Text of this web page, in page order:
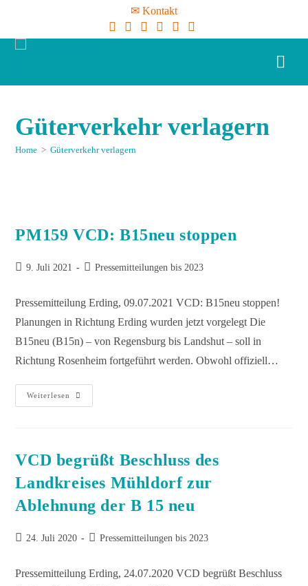
✉ Kontakt
Güterverkehr verlagern
Home > Güterverkehr verlagern
PM159 VCD: B15neu stoppen
9. Juli 2021 Pressemitteilungen bis 2023
Pressemitteilung Erding, 09.07.2021 VCD: B15neu stoppen!
Planungen in Richtung Erding wurden jetzt vorgelegt Die
B15neu (B15n) – von Regensburg bis Landshut – soll in
Richtung Rosenheim fortgeführt werden. Obwohl offiziell…
Weiterlesen
VCD begrüßt Beschluss des
Landkreises Mühldorf zur
Ablehnung der B 15 neu
24. Juli 2020 Pressemitteilungen bis 2023
Pressemitteilung Erding, 24.07.2020 VCD begrüßt Beschluss